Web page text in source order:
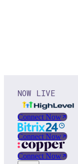
NOW LIVE
Connect Now
Connect Now
Connect Now